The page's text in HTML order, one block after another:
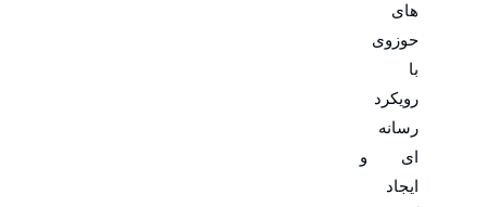
های
حوزوی
با
رویکرد
رسانه
ای و
ایجاد